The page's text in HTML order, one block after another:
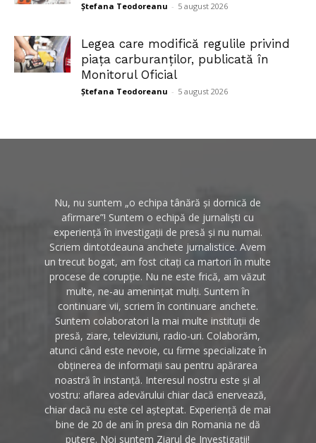
Ștefana Teodoreanu - 5 august 2026
Legea care modifică regulile privind
piața carburanților, publicată în
Monitorul Oficial
Ștefana Teodoreanu - 5 august 2026
Nu, nu suntem „o echipa tânără și dornică de
afirmare”! Suntem o echipă de jurnaliști cu
experiență în investigații de presă și nu numai.
Scriem dintotdeauna anchete jurnalistice. Avem
un trecut bogat, am fost citați ca martori în multe
procese de corupție. Nu ne este frică, am văzut
multe, ne-au amenințat mulți. Suntem în
continuare vii, scriem în continuare anchete.
Suntem colaboratori la mai multe instituții de
presă, ziare, televiziuni, radio-uri. Colaborăm,
atunci când este nevoie, cu firme specializate în
obținerea de informații sau pentru apărarea
noastră în instanță. Interesul nostru este și al
vostru: aflarea adevărului chiar dacă enervează,
chiar dacă nu este cel așteptat. Experiență de mai
bine de 20 de ani în presa din Romania ne dă
putere. Noi suntem Ziarul de Investigații!